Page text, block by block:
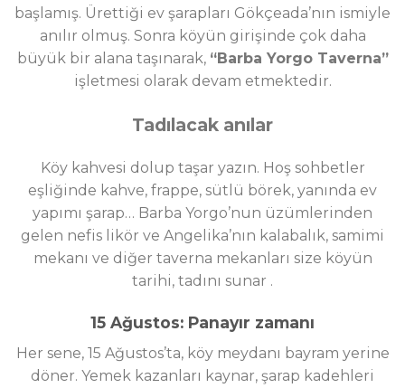
başlamış. Ürettiği ev şarapları Gökçeada’nın ismiyle
anılır olmuş. Sonra köyün girişinde çok daha
büyük bir alana taşınarak, “Barba Yorgo Taverna”
işletmesi olarak devam etmektedir.
Tadılacak anılar
Köy kahvesi dolup taşar yazın. Hoş sohbetler
eşliğinde kahve, frappe, sütlü börek, yanında ev
yapımı şarap… Barba Yorgo’nun üzümlerinden
gelen nefis likör ve Angelika’nın kalabalık, samimi
mekanı ve diğer taverna mekanları size köyün
tarihi, tadını sunar .
15 Ağustos: Panayır zamanı
Her sene, 15 Ağustos’ta, köy meydanı bayram yerine
döner. Yemek kazanları kaynar, şarap kadehleri